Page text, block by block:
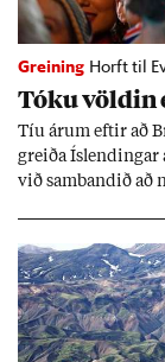
Greining Horft til
Tóku völd­in
Tíu ár­um eft­ir að
greiða
við sam­band­ið að